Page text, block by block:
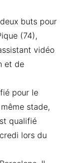
buts pour
(74),
vidéo
et de
pour le
stade,
qualifié
lors du